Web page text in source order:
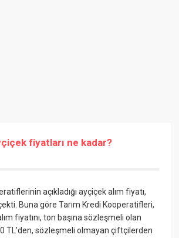
fiyatları ne kadar?
açıkladığı ayçiçek alım fiyatı,
Buna göre Tarım Kredi Kooperatifleri,
fiyatını, ton başına sözleşmeli olan
TL'den, sözleşmeli olmayan çiftçilerden